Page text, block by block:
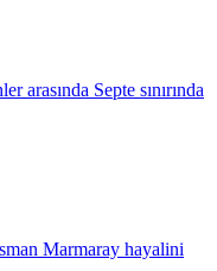
arasında Septe sınırında
Marmaray hayalini